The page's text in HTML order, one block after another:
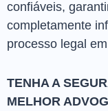
confiáveis,
completamente
processo legal
TENHA A
MELHOR